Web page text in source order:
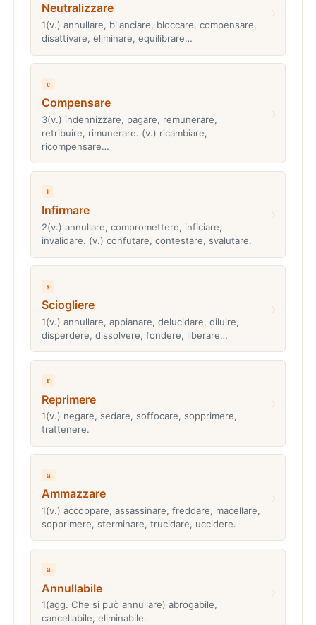
Neutralizzare
1(v.) annullare, bilanciare, bloccare, compensare,
disattivare, eliminare, equilibrare…
c
Compensare
3(v.) indennizzare, pagare, remunerare,
retribuire, rimunerare. (v.) ricambiare,
ricompensare…
i
Infirmare
2(v.) annullare, compromettere, inficiare,
invalidare. (v.) confutare, contestare, svalutare.
s
Sciogliere
1(v.) annullare, appianare, delucidare, diluire,
disperdere, dissolvere, fondere, liberare…
r
Reprimere
1(v.) negare, sedare, soffocare, sopprimere,
trattenere.
a
Ammazzare
1(v.) accoppare, assassinare, freddare, macellare,
sopprimere, sterminare, trucidare, uccidere.
a
Annullabile
1(agg. Che si può annullare) abrogabile,
cancellabile, eliminabile.